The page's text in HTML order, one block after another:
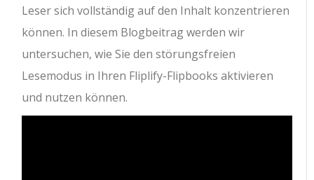
Leser sich vollständig auf den Inhalt konzentrieren
können. In diesem Blogbeitrag werden wir
untersuchen, wie Sie den störungsfreien
Lesemodus in Ihren Fliplify-Flipbooks aktivieren
und nutzen können.